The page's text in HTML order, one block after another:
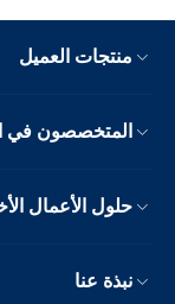
منتجات العميل
المتخصصون في
حلول الأعمال
نبذة عنا